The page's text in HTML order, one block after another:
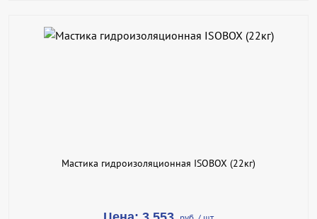
В КОРЗИНУ
Мастика гидроизоляционная ISOBOX (22кг)